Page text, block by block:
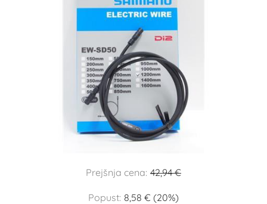
Prejšnja cena: 42,94 €
Popust: 8,58 € (20%)